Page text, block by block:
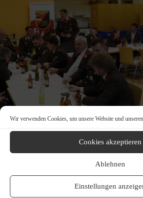
Wir verwenden Cookies, um unsere Website und
Cookies akzeptieren
Ablehnen
Einstellungen